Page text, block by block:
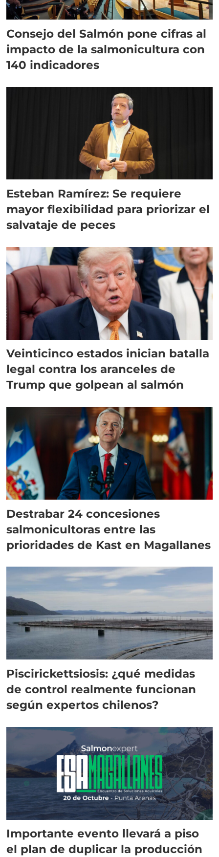
Consejo del Salmón pone cifras al
impacto de la salmonicultura con
140 indicadores
Esteban Ramírez: Se requiere
mayor flexibilidad para priorizar el
salvataje de peces
Veinticinco estados inician batalla
legal contra los aranceles de
Trump que golpean al salmón
Destrabar 24 concesiones
salmonicultoras entre las
prioridades de Kast en Magallanes
Piscirickettsiosis: ¿qué medidas
de control realmente funcionan
según expertos chilenos?
Importante evento llevará a piso
el plan de duplicar la producción